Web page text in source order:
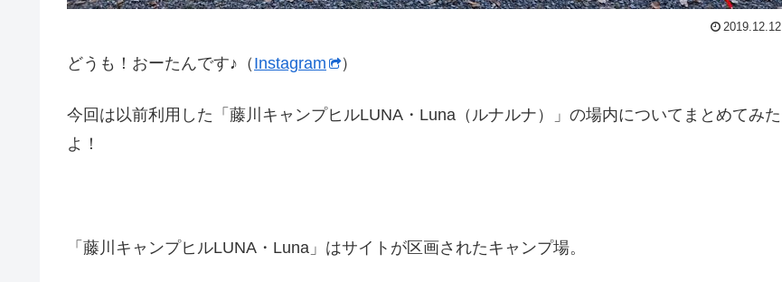
2019.12.12
どうも！おーたんです♪（ Instagram ）
今回は以前利用した「藤川キャンプヒルLUNA・Luna（ルナルナ）」の場内についてまとめてみた
よ！
「藤川キャンプヒルLUNA・Luna」はサイトが区画されたキャンプ場。